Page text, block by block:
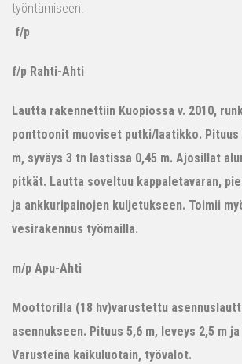
työntämiseen.
f/p
f/p Rahti-Ahti
Lautta rakennettiin Kuopiossa v. 2010,
ponttoonit muoviset putki/laatikko. Pituus
m, syväys 3 tn lastissa 0,45 m. Ajosillat
pitkät. Lautta soveltuu kappaletavaran,
ja ankkuripainojen kuljetukseen. Toimii
vesirakennus työmailla.
m/p Apu-Ahti
Moottorilla (18 hv)varustettu
asennukseen. Pituus 5,6 m, leveys 2,5 m
Varusteina kaikuluotain, työvalot.